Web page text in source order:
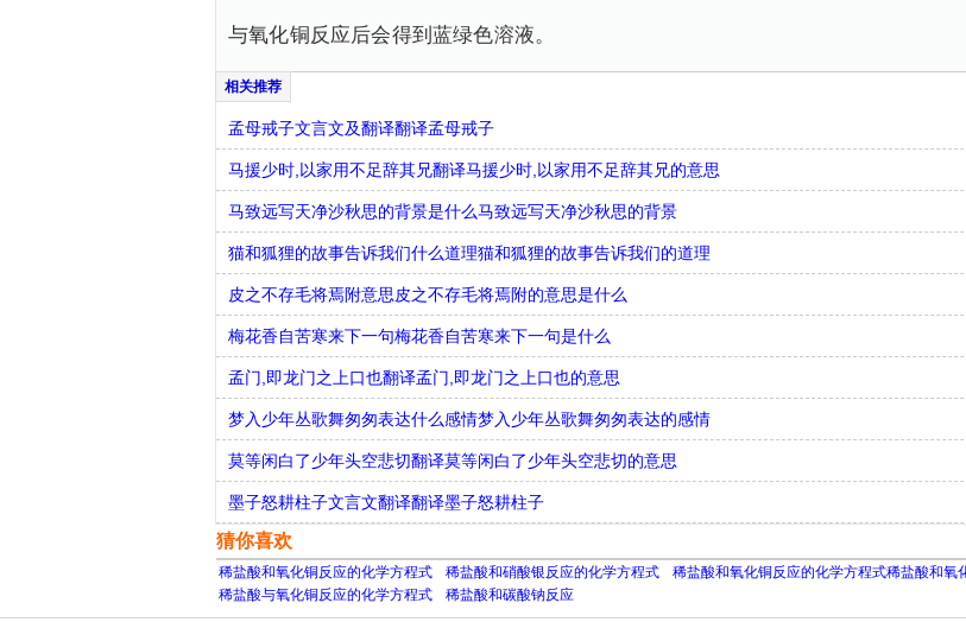
与氧化铜反应后会得到蓝绿色溶液。
孟母戒子文言文及翻译翻译孟母戒子
马援少时,以家用不足辞其兄翻译马援少时,以家用不足辞其兄的意思
马致远写天净沙秋思的背景是什么马致远写天净沙秋思的背景
猫和狐狸的故事告诉我们什么道理猫和狐狸的故事告诉我们的道理
皮之不存毛将焉附意思皮之不存毛将焉附的意思是什么
梅花香自苦寒来下一句梅花香自苦寒来下一句是什么
孟门,即龙门之上口也翻译孟门,即龙门之上口也的意思
梦入少年丛歌舞匆匆表达什么感情梦入少年丛歌舞匆匆表达的感情
莫等闲白了少年头空悲切翻译莫等闲白了少年头空悲切的意思
墨子怒耕柱子文言文翻译翻译墨子怒耕柱子
猜你喜欢
稀盐酸和氧化铜反应的化学方程式 稀盐酸和硝酸银反应的化学方程式 稀盐酸和氧化铜反应的化学方程式稀盐酸和氧
稀盐酸与氧化铜反应的化学方程式
稀盐酸和碳酸钠反应